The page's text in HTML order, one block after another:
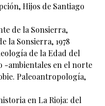
Hijos de Santiago
de la Sonsierra,
la Sonsierra, 1978
de la Edad del
-ambientales en el norte
Paleoantropología,
en La Rioja: del